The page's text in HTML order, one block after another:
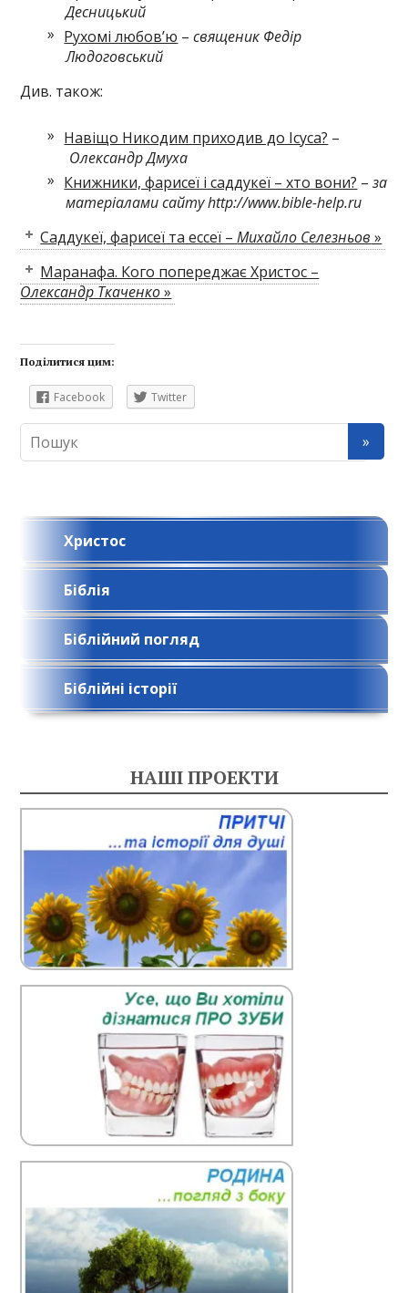
Десницький
Рухомі любов’ю –священик Федір
Людоговський
Див. також:
Навіщо Никодим приходив до Ісуса? –
Олександр Дмуха
Книжники, фарисеї і саддукеї – хто вони? –за
матеріалами сайту http://www.bible-help.ru
Саддукеї, фарисеї та ессеї –Михайло Селезньов »
Маранафа. Кого попереджає Христос –
Олександр Ткаченко»
Поділитися цим:
Facebook Twitter
Христос
Біблія
Біблійний погляд
Біблійні історії
НАШІ ПРОЕКТИ